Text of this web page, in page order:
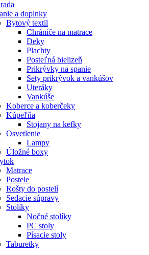
a doplnky
Bytový textil
Chrániče na matrace
Deky
Plachty
Posteľná bielizeň
Prikrývky na spanie
Sety prikrývok a vankúšov
Uteráky
Vankúše
Koberce a koberčeky
Kúpeľňa
Stojany na kefky
Osvetlenie
Lampy
Úložné boxy
Matrace
Postele
Rošty do postelí
Sedacie súpravy
Stolíky
Nočné stolíky
PC stoly
Písacie stoly
Taburetky